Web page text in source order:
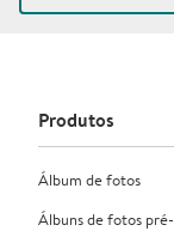
Produtos
Álbum de fotos
Álbuns de fotos pré-